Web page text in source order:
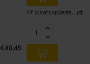
Of plaats op bestellijst
€40,45